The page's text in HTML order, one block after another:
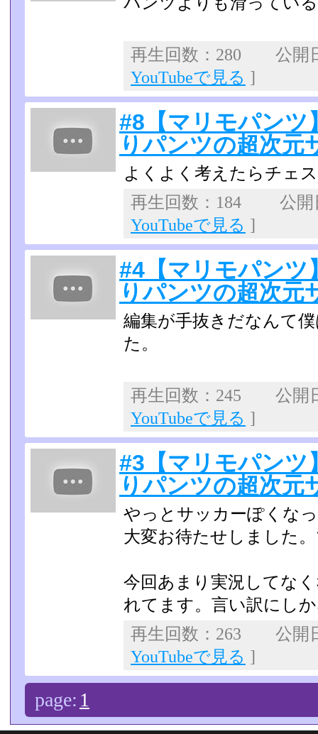
再生回数：280 公
YouTubeで見る ]
#8【マリモパンツ
りパンツの超次元
よくよく考えたらチェ
再生回数：184 公
YouTubeで見る ]
#4【マリモパンツ
りパンツの超次元
編集が手抜きだなんて
た。
再生回数：245 公開
YouTubeで見る ]
#3【マリモパンツ
りパンツの超次元
やっとサッカーぽくな
大変お待たせしました
今回あまり実況してな
れてます。言い訳にし
再生回数：263 公開
YouTubeで見る ]
page: 1